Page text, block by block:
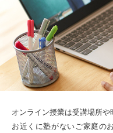
オンライン授業は受講場所や
お近くに塾がないご家庭の